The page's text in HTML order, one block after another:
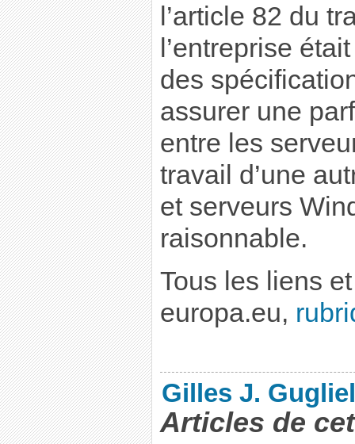
l’article 82 du
l’entreprise
des
assurer une
entre les
travail d’une
et serveurs
raisonnable.
Tous les liens
europa.eu,
Gilles J.
Articles de